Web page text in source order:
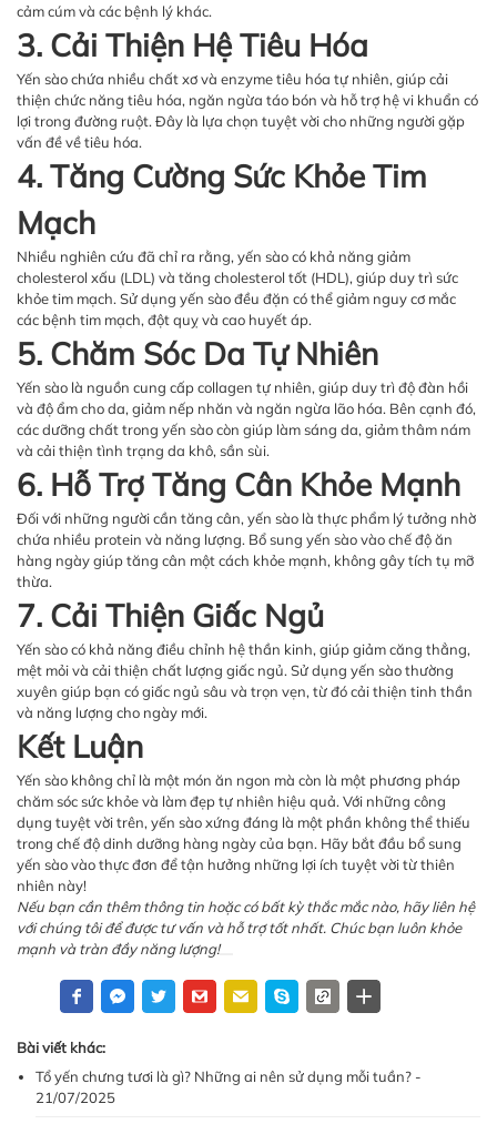
cảm cúm và các bệnh lý khác.
3. Cải Thiện Hệ Tiêu Hóa
Yến sào chứa nhiều chất xơ và enzyme tiêu hóa tự nhiên, giúp cải
thiện chức năng tiêu hóa, ngăn ngừa táo bón và hỗ trợ hệ vi khuẩn có
lợi trong đường ruột. Đây là lựa chọn tuyệt vời cho những người gặp
vấn đề về tiêu hóa.
4. Tăng Cường Sức Khỏe Tim
Mạch
Nhiều nghiên cứu đã chỉ ra rằng, yến sào có khả năng giảm
cholesterol xấu (LDL) và tăng cholesterol tốt (HDL), giúp duy trì sức
khỏe tim mạch. Sử dụng yến sào đều đặn có thể giảm nguy cơ mắc
các bệnh tim mạch, đột quỵ và cao huyết áp.
5. Chăm Sóc Da Tự Nhiên
Yến sào là nguồn cung cấp collagen tự nhiên, giúp duy trì độ đàn hồi
và độ ẩm cho da, giảm nếp nhăn và ngăn ngừa lão hóa. Bên cạnh đó,
các dưỡng chất trong yến sào còn giúp làm sáng da, giảm thâm nám
và cải thiện tình trạng da khô, sần sùi.
6. Hỗ Trợ Tăng Cân Khỏe Mạnh
Đối với những người cần tăng cân, yến sào là thực phẩm lý tưởng nhờ
chứa nhiều protein và năng lượng. Bổ sung yến sào vào chế độ ăn
hàng ngày giúp tăng cân một cách khỏe mạnh, không gây tích tụ mỡ
thừa.
7. Cải Thiện Giấc Ngủ
Yến sào có khả năng điều chỉnh hệ thần kinh, giúp giảm căng thẳng,
mệt mỏi và cải thiện chất lượng giấc ngủ. Sử dụng yến sào thường
xuyên giúp bạn có giấc ngủ sâu và trọn vẹn, từ đó cải thiện tinh thần
và năng lượng cho ngày mới.
Kết Luận
Yến sào không chỉ là một món ăn ngon mà còn là một phương pháp
chăm sóc sức khỏe và làm đẹp tự nhiên hiệu quả. Với những công
dụng tuyệt vời trên, yến sào xứng đáng là một phần không thể thiếu
trong chế độ dinh dưỡng hàng ngày của bạn. Hãy bắt đầu bổ sung
yến sào vào thực đơn để tận hưởng những lợi ích tuyệt vời từ thiên
nhiên này!
Nếu bạn cần thêm thông tin hoặc có bất kỳ thắc mắc nào, hãy liên hệ
với chúng tôi để được tư vấn và hỗ trợ tốt nhất. Chúc bạn luôn khỏe
mạnh và tràn đầy năng lượng!
Bài viết khác:
Tổ yến chưng tươi là gì? Những ai nên sử dụng mỗi tuần? -
21/07/2025